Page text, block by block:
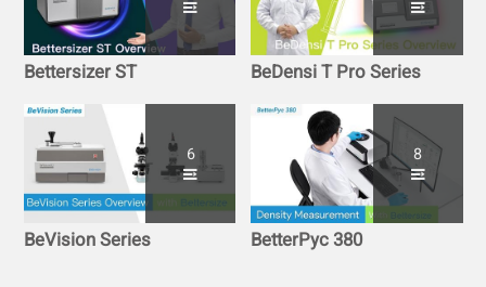
Bettersizer ST BeDensi T Pro Series
6
BeVision Series
8
BetterPyc 380